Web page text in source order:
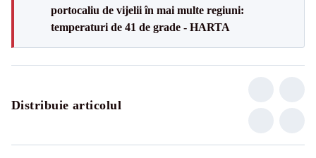
portocaliu de vijelii în mai multe regiuni:
temperaturi de 41 de grade - HARTA
Distribuie articolul